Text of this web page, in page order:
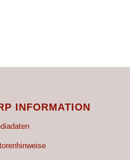
INFORMATION